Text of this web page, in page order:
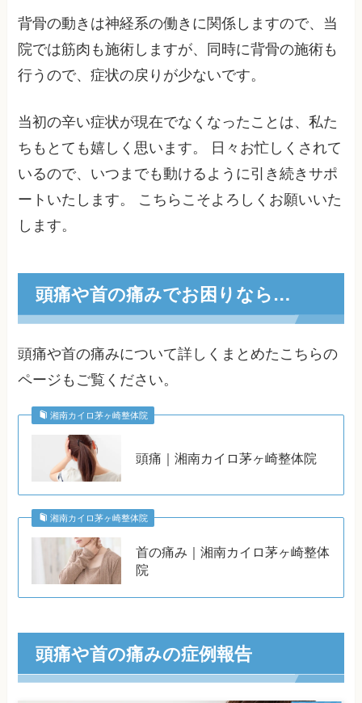
背骨の動きは神経系の働きに関係しますので、当
院では筋肉も施術しますが、同時に背骨の施術も
行うので、症状の戻りが少ないです。
当初の辛い症状が現在でなくなったことは、私た
ちもとても嬉しく思います。 日々お忙しくされて
いるので、いつまでも動けるように引き続きサポ
ートいたします。 こちらこそよろしくお願いいた
します。
頭痛や首の痛みでお困りなら…
頭痛や首の痛みについて詳しくまとめたこちらの
ページもご覧ください。
湘南カイロ茅ヶ崎整体院
頭痛｜湘南カイロ茅ヶ崎整体院
湘南カイロ茅ヶ崎整体院
首の痛み｜湘南カイロ茅ヶ崎整体
院
頭痛や首の痛みの症例報告